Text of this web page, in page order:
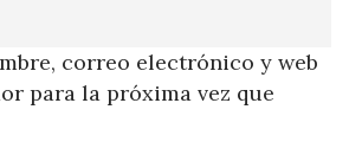
correo electrónico y web
para la próxima vez que